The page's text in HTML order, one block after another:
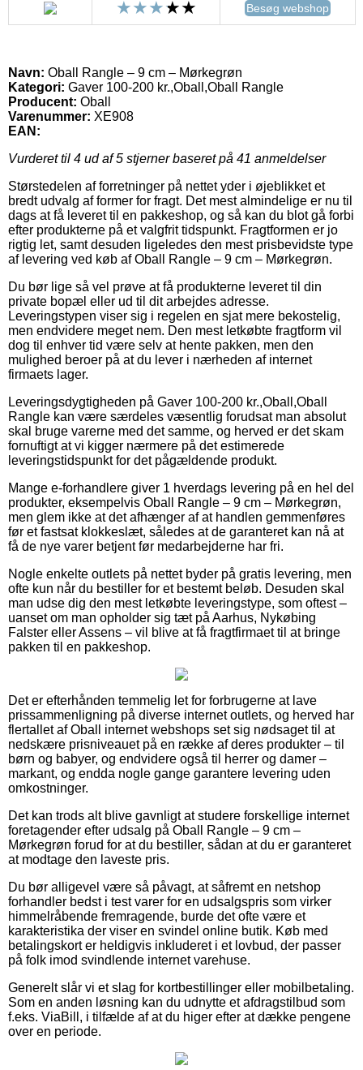
Besøg webshop
Navn: Oball Rangle – 9 cm – Mørkegrøn
Kategori: Gaver 100-200 kr.,Oball,Oball Rangle
Producent: Oball
Varenummer: XE908
EAN:
Vurderet til 4 ud af 5 stjerner baseret på 41 anmeldelser
Størstedelen af forretninger på nettet yder i øjeblikket et
bredt udvalg af former for fragt. Det mest almindelige er nu til
dags at få leveret til en pakkeshop, og så kan du blot gå forbi
efter produkterne på et valgfrit tidspunkt. Fragtformen er jo
rigtig let, samt desuden ligeledes den mest prisbevidste type
af levering ved køb af Oball Rangle – 9 cm – Mørkegrøn.
Du bør lige så vel prøve at få produkterne leveret til din
private bopæl eller ud til dit arbejdes adresse.
Leveringstypen viser sig i regelen en sjat mere bekostelig,
men endvidere meget nem. Den mest letkøbte fragtform vil
dog til enhver tid være selv at hente pakken, men den
mulighed beroer på at du lever i nærheden af internet
firmaets lager.
Leveringsdygtigheden på Gaver 100-200 kr.,Oball,Oball
Rangle kan være særdeles væsentlig forudsat man absolut
skal bruge varerne med det samme, og herved er det skam
fornuftigt at vi kigger nærmere på det estimerede
leveringstidspunkt for det pågældende produkt.
Mange e-forhandlere giver 1 hverdags levering på en hel del
produkter, eksempelvis Oball Rangle – 9 cm – Mørkegrøn,
men glem ikke at det afhænger af at handlen gemmenføres
før et fastsat klokkeslæt, således at de garanteret kan nå at
få de nye varer betjent før medarbejderne har fri.
Nogle enkelte outlets på nettet byder på gratis levering, men
ofte kun når du bestiller for et bestemt beløb. Desuden skal
man udse dig den mest letkøbte leveringstype, som oftest –
uanset om man opholder sig tæt på Aarhus, Nykøbing
Falster eller Assens – vil blive at få fragtfirmaet til at bringe
pakken til en pakkeshop.
Det er efterhånden temmelig let for forbrugerne at lave
prissammenligning på diverse internet outlets, og herved har
flertallet af Oball internet webshops set sig nødsaget til at
nedskære prisniveauet på en række af deres produkter – til
børn og babyer, og endvidere også til herrer og damer –
markant, og endda nogle gange garantere levering uden
omkostninger.
Det kan trods alt blive gavnligt at studere forskellige internet
foretagender efter udsalg på Oball Rangle – 9 cm –
Mørkegrøn forud for at du bestiller, sådan at du er garanteret
at modtage den laveste pris.
Du bør alligevel være så påvagt, at såfremt en netshop
forhandler bedst i test varer for en udsalgspris som virker
himmelråbende fremragende, burde det ofte være et
karakteristika der viser en svindel online butik. Køb med
betalingskort er heldigvis inkluderet i et lovbud, der passer
på folk imod svindlende internet varehuse.
Generelt slår vi et slag for kortbestillinger eller mobilbetaling.
Som en anden løsning kan du udnytte et afdragstilbud som
f.eks. ViaBill, i tilfælde af at du higer efter at dække pengene
over en periode.